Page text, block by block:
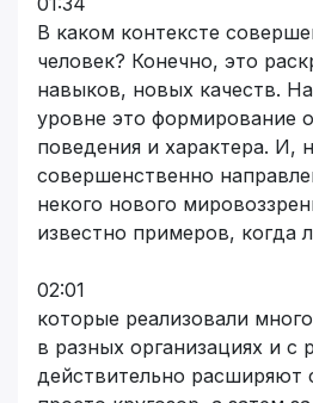
В каком контексте
человек? Конечно, это
навыков, новых качеств.
уровне это формирование
поведения и характера. И,
совершенственно
некого нового
известно примеров, когда
02:01
которые реализовали
в разных организациях и
действительно расширяют